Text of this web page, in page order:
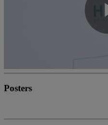
Posters